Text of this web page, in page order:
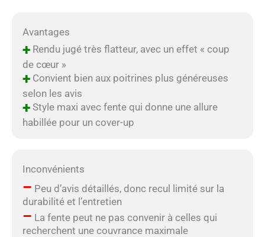
Avantages
+Rendu jugé très flatteur, avec un effet « coup
de cœur »
+Convient bien aux poitrines plus généreuses
selon les avis
+Style maxi avec fente qui donne une allure
habillée pour un cover-up
Inconvénients
– Peu d’avis détaillés, donc recul limité sur la
durabilité et l’entretien
– La fente peut ne pas convenir à celles qui
recherchent une couvrance maximale